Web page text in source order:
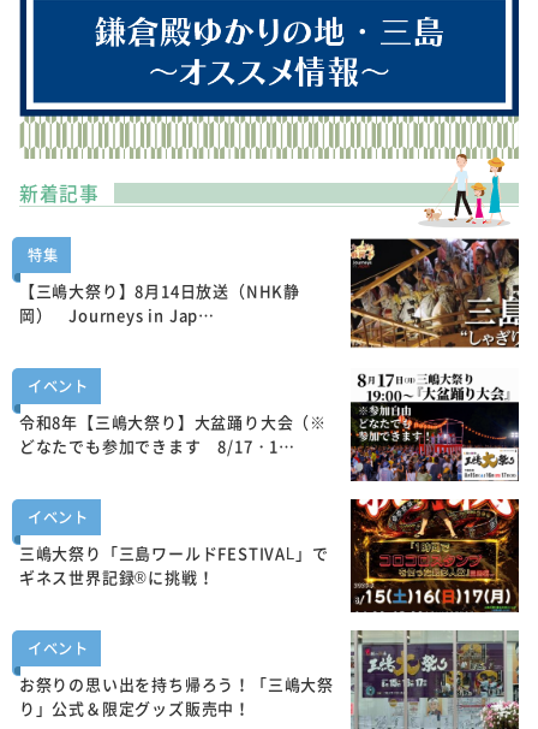
新着記事
特集
【三嶋大祭り】8月14日放送（NHK静
岡） Journeys in Jap…
イベント
令和8年【三嶋大祭り】大盆踊り大会（※
どなたでも参加できます 8/17・1…
イベント
三嶋大祭り「三島ワールドFESTIVAL」で
ギネス世界記録®に挑戦！
イベント
お祭りの思い出を持ち帰ろう！「三嶋大祭
り」公式＆限定グッズ販売中！